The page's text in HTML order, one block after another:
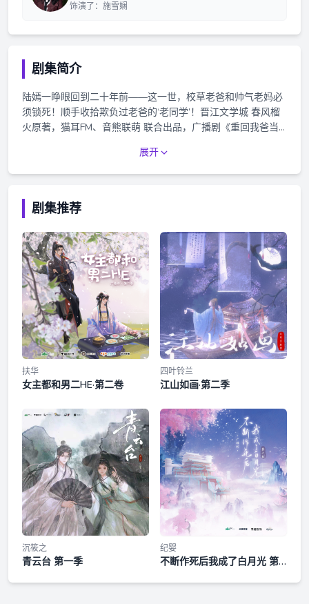
饰演了：施雪娴
剧集简介
陆嫣一睁眼回到二十年前——这一世，校草老爸和帅气老妈必
须锁死！顺手收拾欺负过老爸的‘老同学’！晋江文学城 春风榴
火原著，猫耳FM、音熊联萌 联合出品，广播剧《重回我爸当
作品为付费广播剧，全一季共22集正剧，包含1个预告、3个番
外、若干彩蛋，歌曲以及花絮等随机掉落，正剧每集时长约35
即可收听全剧。——猫耳FM独家播出，付费内容禁止二改，二
传以及商用——
展开
剧集推荐
扶华
女主都和男二HE·第二卷
四叶铃兰
江山如画·第二季
沉筱之
青云台 第一季
纪婴
不断作死后我成了白月光 第